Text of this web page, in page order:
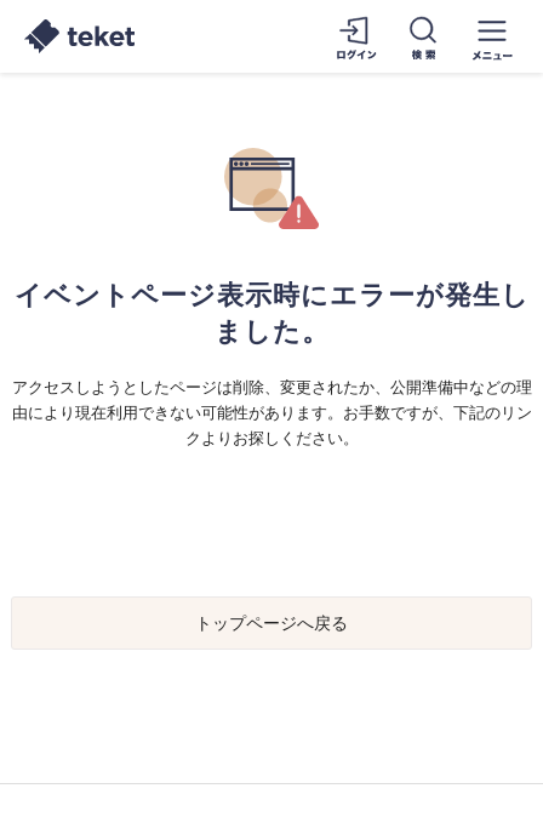
イベントページ表示時にエラーが発生し
ました。
アクセスしようとしたページは削除、変更されたか、公開準備中などの理
由により現在利用できない可能性があります。お手数ですが、下記のリン
クよりお探しください。
トップページへ戻る